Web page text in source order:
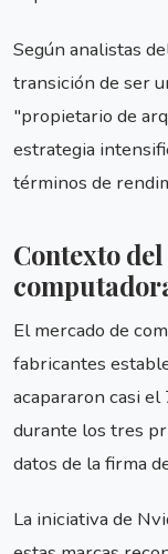
Según analistas
transición de ser
"propietario de
estrategia
términos de
Contexto
El mercado de
fabricantes
acapararon casi
durante los tres
datos de la firma
La iniciativa de